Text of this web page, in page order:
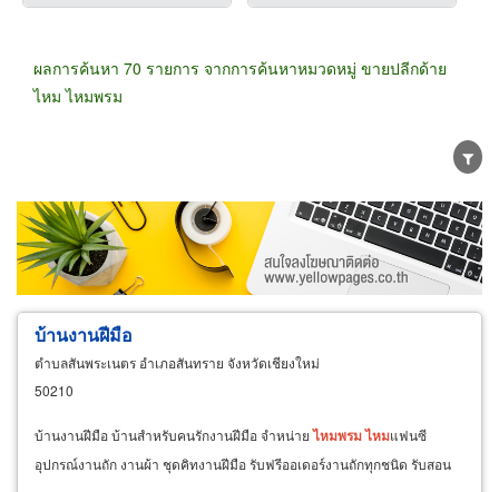
ผลการค้นหา 70 รายการ จากการค้นหาหมวดหมู่ ขายปลีกด้าย
ไหม ไหมพรม
ขายส่ง ขายปลีก ผู้ผลิต
ตัวแทนจัดจำหน่าย
ผู้ส่งออก/นำเข้า
ธุรกิจบริการ
บ้านงานฝีมือ
ตำบลสันพระเนตร อำเภอสันทราย จังหวัดเชียงใหม่
50210
บ้านงานฝีมือ บ้านสำหรับคนรักงานฝีมือ จำหน่ายไหมพรมไหมแฟนซี
อุปกรณ์งานถัก งานผ้า ชุดคิทงานฝีมือ รับฟรีออเดอร์งานถักทุกชนิด รับสอน